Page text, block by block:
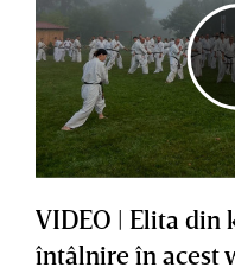
VIDEO | Elita din
întâlnire în acest